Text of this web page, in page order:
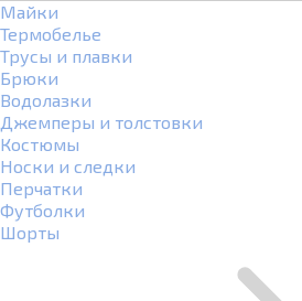
Майки
Термобелье
Трусы и плавки
Брюки
Водолазки
Джемперы и толстовки
Костюмы
Носки и следки
Перчатки
Футболки
Шорты